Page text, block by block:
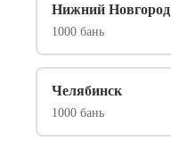
Нижний Новгород
1000 бань
Челябинск
1000 бань